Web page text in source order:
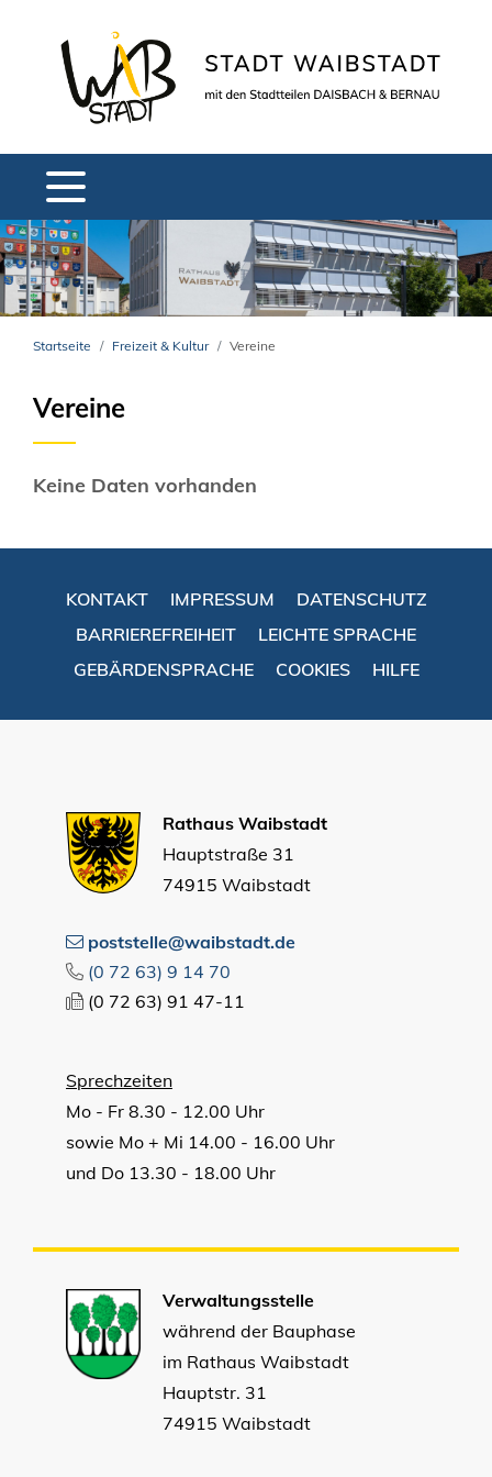
Startseite Freizeit & Kultur Vereine
Vereine
Keine Daten vorhanden
KONTAKT IMPRESSUM
DATENSCHUTZ
BARRIEREFREIHEIT
LEICHTE SPRACHE
GEBÄRDENSPRACHE
COOKIES HILFE
Rathaus Waibstadt
Hauptstraße 31
74915 Waibstadt
poststelle@waibstadt.de
(0 72 63) 9 14 70
(0 72 63) 91 47-11
Sprechzeiten
Mo - Fr 8.30 - 12.00 Uhr
sowie Mo + Mi 14.00 - 16.00 Uhr
und Do 13.30 - 18.00 Uhr
Verwaltungsstelle
während der Bauphase
im Rathaus Waibstadt
Hauptstr. 31
74915 Waibstadt